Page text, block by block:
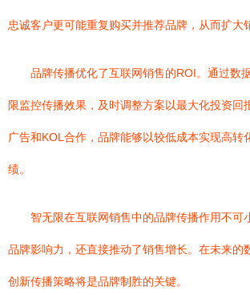
忠诚客户更可能重复购买并推荐品牌，从而扩大
品牌传播优化了互联网销售的ROI。通过数
限监控传播效果，及时调整方案以最大化投资回
广告和KOL合作，品牌能够以较低成本实现高转
绩。
智无限在互联网销售中的品牌传播作用不可
品牌影响力，还直接推动了销售增长。在未来的
创新传播策略将是品牌制胜的关键。